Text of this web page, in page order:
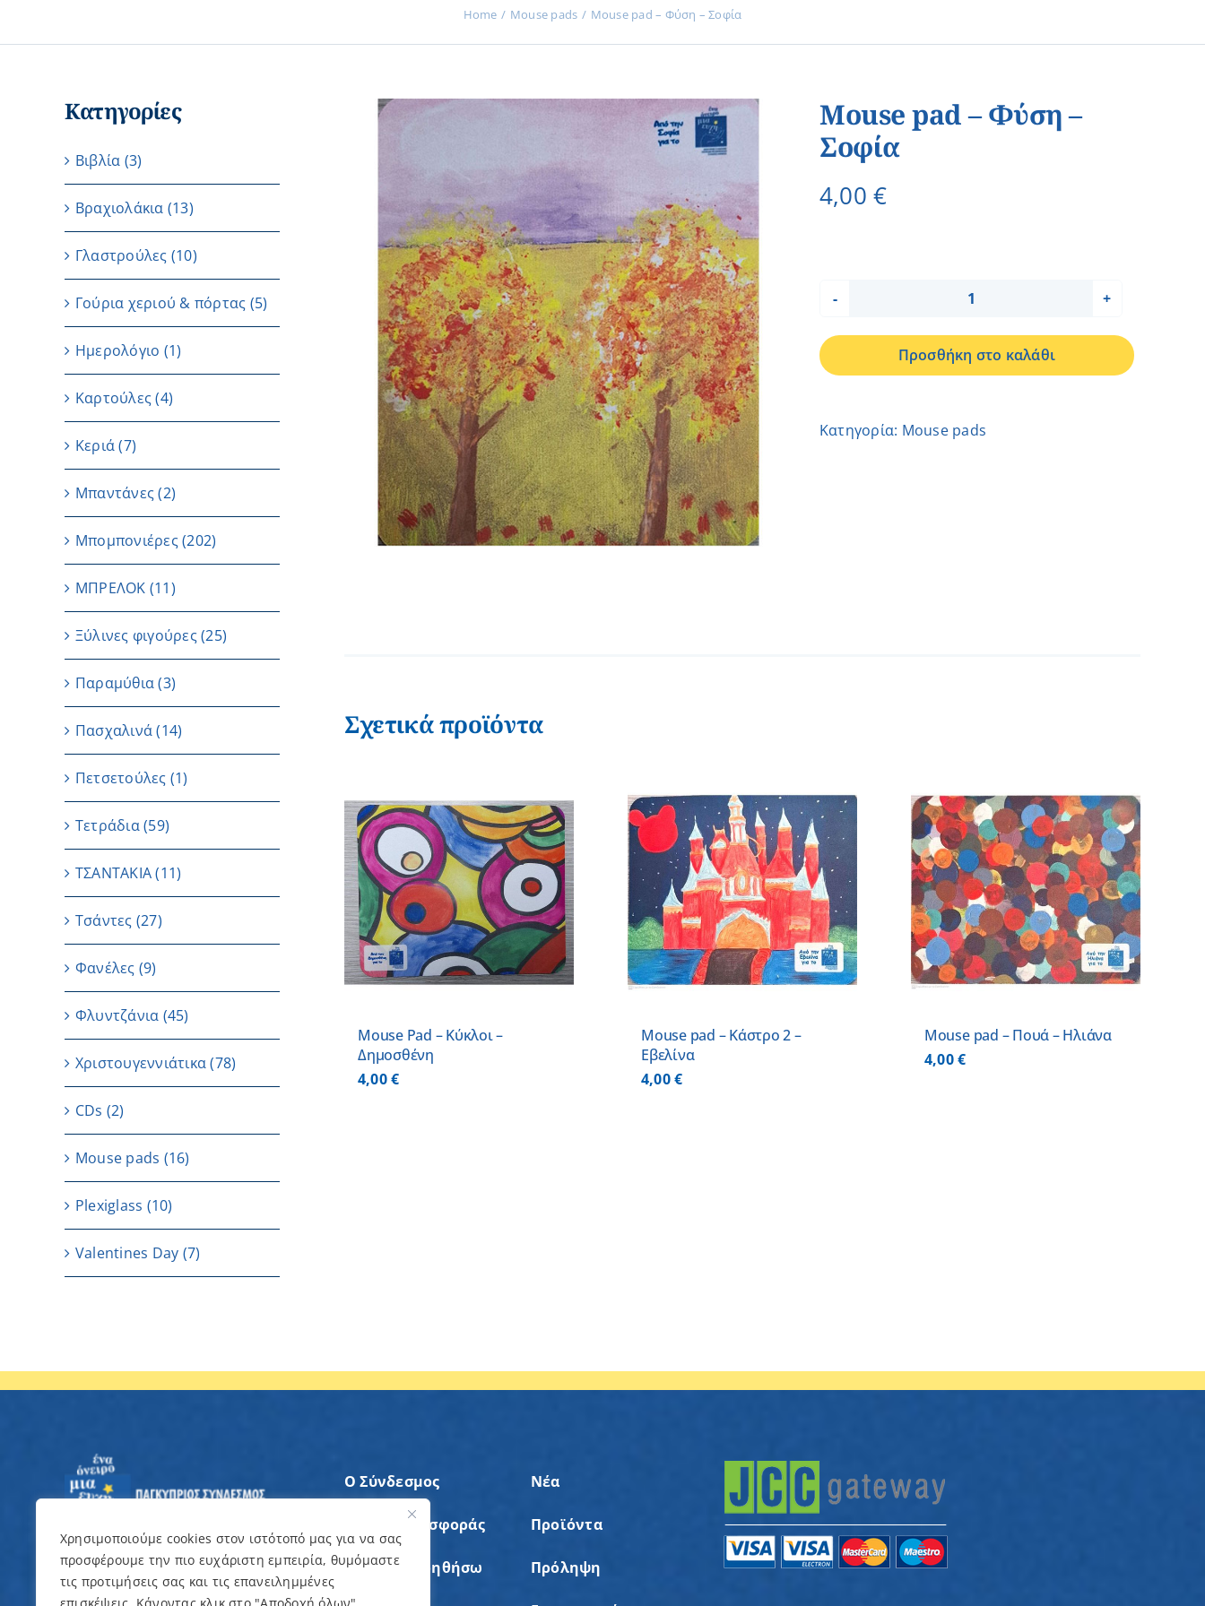
Χρησιμοποιούμε cookies στον ιστότοπό μας για να σας
προσφέρουμε την πιο ευχάριστη εμπειρία, θυμόμαστε
τις προτιμήσεις σας και τις επανειλημμένες
Home Μouse pads Mouse pad – Φύση – Σοφία
Mouse pad – Φύση –
Σοφία
4,00€
pad
-
-
Προσθήκη στο καλάθι
Κατηγορία: Μouse pads
Σχετικά προϊόντα
Mouse Pad – Κύκλοι –
Δημοσθένη
4,00€
ΠΡΟΣΘΗΚΗ ΣΤΟ ΚΑΛΑΘΙ
ΛΕΠΤΟΜΕΡΕΙΕΣ
Mouse pad – Κάστρο 2 –
Εβελίνα
4,00€
ΠΡΟΣΘΗΚΗ ΣΤΟ ΚΑΛΑΘΙ
ΛΕΠΤΟΜΕΡΕΙΕΣ
Mouse pad – Πουά – Ηλιάνα
4,00€
Κατηγορίες
Βιβλία (3)
Βραχιολάκια (13)
Γλαστρούλες (10)
Γούρια χεριού & πόρτας (5)
Ημερολόγιο (1)
Καρτούλες (4)
Κεριά (7)
Μπαντάνες (2)
Μπομπονιέρες(202)
ΜΠΡΕΛΟΚ (11)
Ξύλινες φιγούρες(25)
Παραμύθια (3)
Πασχαλινά (14)
Πετσετούλες (1)
Τετράδια(59)
ΤΣΑΝΤΑΚΙΑ (11)
Τσάντες (27)
Φανέλες (9)
Φλυντζάνια (45)
Χριστουγεννιάτικα(78)
CDs (2)
Μouse pads (16)
Plexiglass (10)
Valentines Day (7)
Ο Σύνδεσμος
Άξονες Προσφοράς
Θέλω να Βοηθήσω
Νέα
Προϊόντα
Πρόληψη